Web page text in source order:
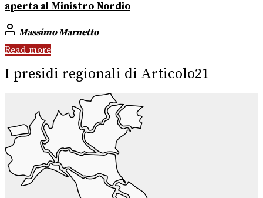
aperta al Ministro Nordio
Massimo Marnetto
Read more
I presidi regionali di Articolo21